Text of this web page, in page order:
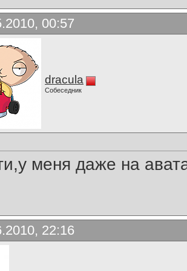
00:57
dracula
Собеседник
меня даже на
22:16